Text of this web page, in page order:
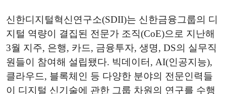
신한디지털혁신연구소(SDII)는 신한금융그룹의 디
지털 역량이 결집된 전문가 조직(CoE)으로 지난해
3월 지주, 은행, 카드, 금융투자, 생명, DS의 실무직
원들이 참여해 설립됐다. 빅데이터, AI(인공지능),
클라우드, 블록체인 등 다양한 분야의 전문인력들
이 디지털 신기술에 관한 그룹 차원의 연구를 수행